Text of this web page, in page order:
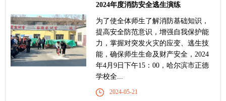
2024年度消防安全逃生演练
为了使全体师生了解消防基础知识，
提高安全防范意识，增强自我保护能
力，掌握对突发火灾的应变、逃生技
能，确保师生生命及财产安全，2024
年4月9日下午15：00，哈尔滨市正德
学校全...
2024-05-21